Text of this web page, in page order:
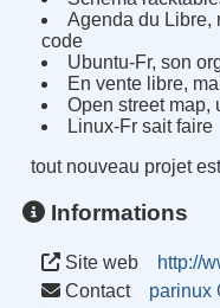
Agenda du Libre,
code
Ubuntu-Fr, son
En vente libre,
Open street map,
Linux-Fr sait faire
tout nouveau projet
Informations
Site web
http://
Contact
parinux